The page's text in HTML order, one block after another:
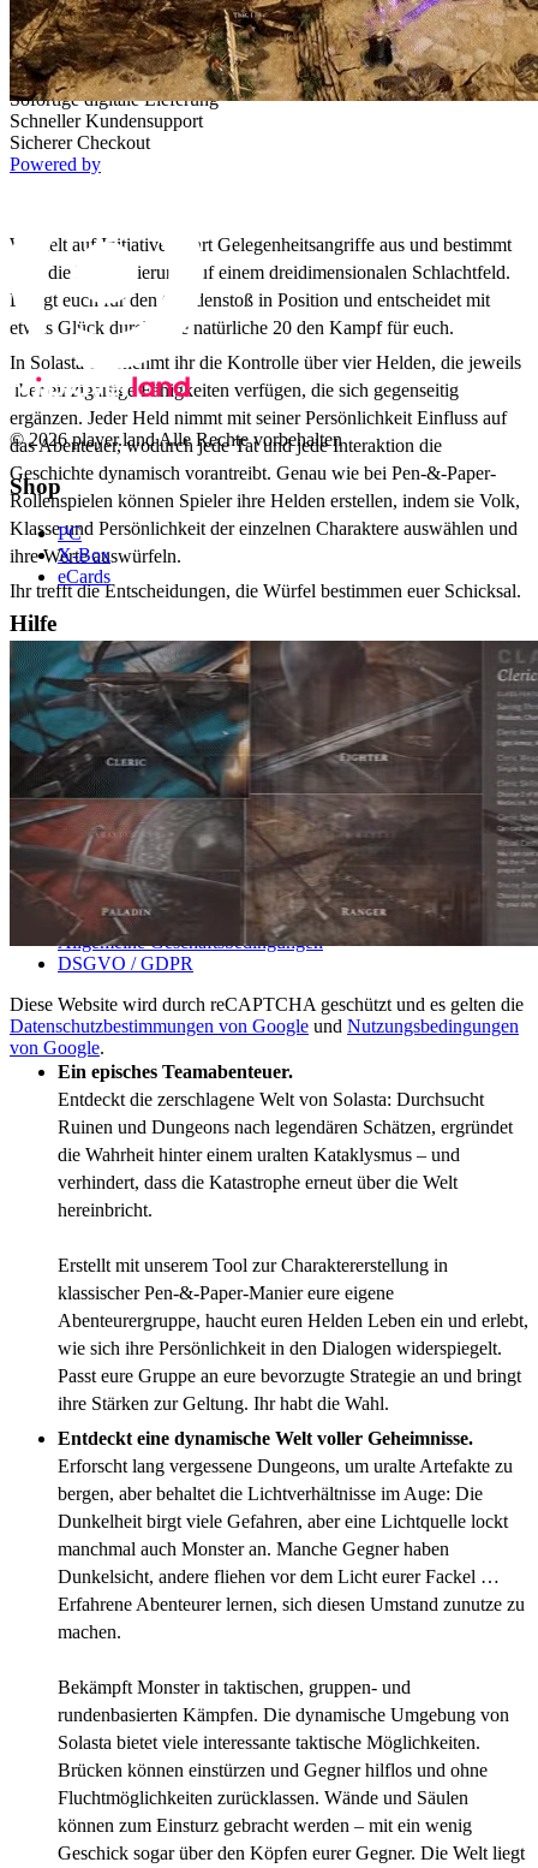
Die authentische Spielerfahrung von Pen-&-
Würfelt auf Initiative, führt Gelegenheitsangriffe aus und bestimmt
über die Positionierung auf einem dreidimensionalen Schlachtfeld.
Bringt euch für den Gnadenstoß in Position und entscheidet mit
etwas Glück durch eine natürliche 20 den Kampf für euch.
In Solasta übernehmt ihr die Kontrolle über vier Helden, die jeweils
über einzigartige Fähigkeiten verfügen, die sich gegenseitig
ergänzen. Jeder Held nimmt mit seiner Persönlichkeit Einfluss auf
das Abenteuer, wodurch jede Tat und jede Interaktion die
Geschichte dynamisch vorantreibt. Genau wie bei Pen-&-Paper-
Rollenspielen können Spieler ihre Helden erstellen, indem sie Volk,
Klasse und Persönlichkeit der einzelnen Charaktere auswählen und
ihre Werte auswürfeln.
Ihr trefft die Entscheidungen, die Würfel bestimmen euer Schicksal.
Schlüsselfeatures:
Ein episches Teamabenteuer.
Entdeckt die zerschlagene Welt von Solasta: Durchsucht
Ruinen und Dungeons nach legendären Schätzen, ergründet
die Wahrheit hinter einem uralten Kataklysmus – und
verhindert, dass die Katastrophe erneut über die Welt
hereinbricht.
Erstellt mit unserem Tool zur Charaktererstellung in
klassischer Pen-&-Paper-Manier eure eigene
Abenteurergruppe, haucht euren Helden Leben ein und erlebt,
wie sich ihre Persönlichkeit in den Dialogen widerspiegelt.
Passt eure Gruppe an eure bevorzugte Strategie an und bringt
ihre Stärken zur Geltung. Ihr habt die Wahl.
Entdeckt eine dynamische Welt voller Geheimnisse.
Erforscht lang vergessene Dungeons, um uralte Artefakte zu
bergen, aber behaltet die Lichtverhältnisse im Auge: Die
Dunkelheit birgt viele Gefahren, aber eine Lichtquelle lockt
manchmal auch Monster an. Manche Gegner haben
Dunkelsicht, andere fliehen vor dem Licht eurer Fackel …
Erfahrene Abenteurer lernen, sich diesen Umstand zunutze zu
machen.
Bekämpft Monster in taktischen, gruppen- und
rundenbasierten Kämpfen. Die dynamische Umgebung von
Solasta bietet viele interessante taktische Möglichkeiten.
Brücken können einstürzen und Gegner hilflos und ohne
Fluchtmöglichkeiten zurücklassen. Wände und Säulen
können zum Einsturz gebracht werden – mit ein wenig
Geschick sogar über den Köpfen eurer Gegner. Die Welt liegt
detail.Checking region availability
Diese Edition wird zur Aktivierung in ausgewählten Ländern
vertrieben.
Länderliste wird geladen...
Sofortige digitale Lieferung
Schneller Kundensupport
Sicherer Checkout
Powered by
© 2026 player.land Alle Rechte vorbehalten
Shop
PC
X-Box
eCards
Hilfe
Support
FAQ
Zahlungsarten
Unternehmen
Blog
Über uns
Kontakt
Rechtliches
Allgemeine Geschäftsbedingungen
DSGVO / GDPR
Diese Website wird durch reCAPTCHA geschützt und es gelten die
Datenschutzbestimmungen von Google und Nutzungsbedingungen
von Google.